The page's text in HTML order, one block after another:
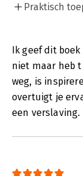
Praktisch
Ik geef dit
niet maar heb
weg, is
overtuigt je
een verslaving.